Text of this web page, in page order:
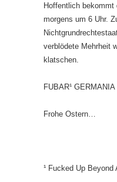
Hoffentlich
morgens um 6 Uhr.
verblödete Mehrheit
klatschen.
FUBAR¹ GERMANIA
Frohe Ostern…
¹ Fucked Up Beyond